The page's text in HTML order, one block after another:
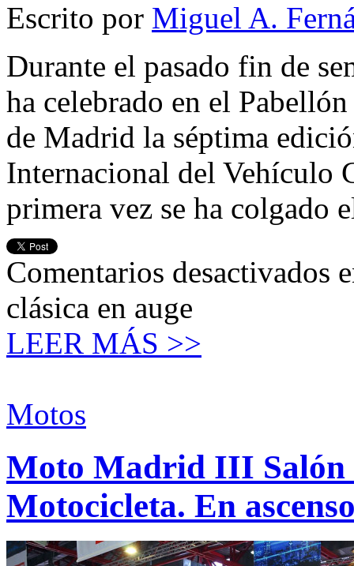
Escrito por Miguel A.
Durante el pasado fin de
ha celebrado en el
de Madrid la séptima
Internacional del Vehículo
primera vez se ha
Comentarios desactivados
clásica en auge
LEER MÁS >>
Motos
Moto Madrid III Salón
Motocicleta. En